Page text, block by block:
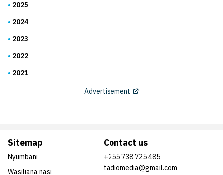
2025
2024
2023
2022
2021
Advertisement
Sitemap
Nyumbani
Wasiliana nasi
Contact us
+255 738 725 485
tadiomedia@gmail.com